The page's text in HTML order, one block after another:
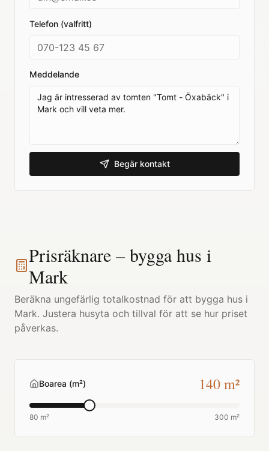
Telefon (valfritt)
Meddelande
Begär kontakt
Prisräknare – bygga hus i
Mark
Beräkna ungefärlig totalkostnad för att bygga hus i
Mark. Justera husyta och tillval för att se hur priset
påverkas.
Boarea (m²) 140m²
80 m² 300 m²